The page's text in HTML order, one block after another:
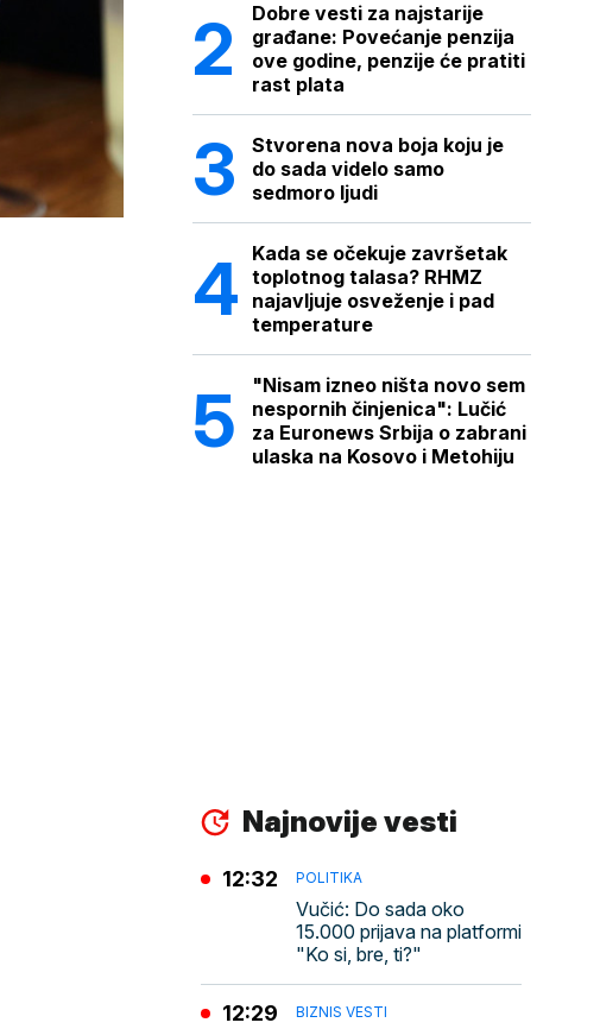
Dobre vesti za najstarije
građane: Povećanje penzija
ove godine, penzije će pratiti
rast plata
Stvorena nova boja koju je
do sada videlo samo
sedmoro ljudi
Kada se očekuje završetak
toplotnog talasa? RHMZ
najavljuje osveženje i pad
temperature
"Nisam izneo ništa novo sem
nespornih činjenica": Lučić
za Euronews Srbija o zabrani
ulaska na Kosovo i Metohiju
Najnovije vesti
POLITIKA
Vučić: Do sada oko
15.000 prijava na platformi
"Ko si, bre, ti?"
12:32
BIZNIS VESTI
12:29